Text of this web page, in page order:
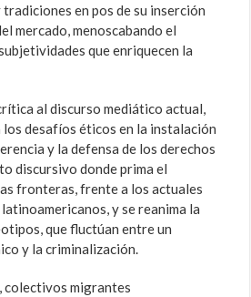
en pos de su inserción
mercado, menoscabando el
que enriquecen la
al discurso mediático actual,
desafíos éticos en la instalación
y la defensa de los derechos
discursivo donde prima el
fronteras, frente a los actuales
y se reanima la
que fluctúan entre un
y la criminalización.
migrantes